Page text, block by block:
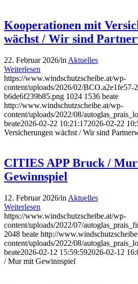
Kooperationen mit
wächst / Wir sind
22. Februar 2026/in Aktuelles
Weiterlesen
https://www.windschutzscheibe.at/wp-
content/uploads/2026/02/BCO.a2e1fe57-
b6de6f239b85.png 1024 1536 beate
http://www.windschutzscheibe.at/wp-
content/uploads/2022/08/
beate2026-02-22 10:21:172026-02-22
Versicherungen wächst / Wir sind
CITIES APP Bruck /
Gewinnspiel
12. Februar 2026/in Aktuelles
Weiterlesen
https://www.windschutzscheibe.at/wp-
content/uploads/2022/07/
2048 beate http://
content/uploads/2022/08/
beate2026-02-12 15:59:592026-02-12
/ Mur mit Gewinnspiel